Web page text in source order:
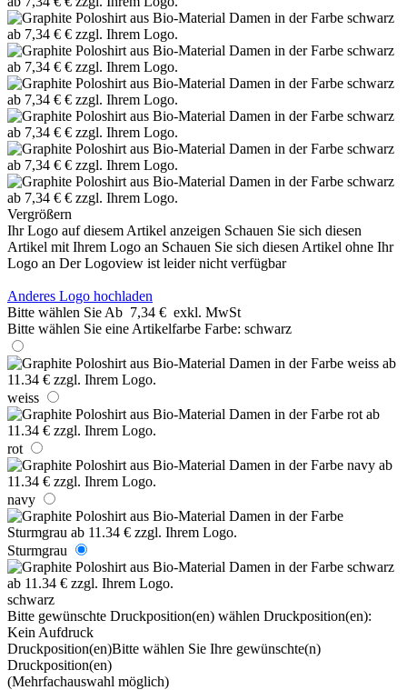
Vergrößern
Ihr Logo auf diesem Artikel anzeigen Schauen Sie sich diesen
Artikel mit Ihrem Logo an Schauen Sie sich diesen Artikel ohne Ihr
Logo an Der Logoview ist leider nicht verfügbar
Anderes Logo hochladen
Bitte wählen Sie Ab 7,34 € exkl. MwSt
Bitte wählen Sie eine Artikelfarbe Farbe: schwarz
weiss
rot
navy
Sturmgrau
schwarz
Bitte gewünschte Druckposition(en) wählen Druckposition(en):
Kein Aufdruck
Druckposition(en)Bitte wählen Sie Ihre gewünschte(n)
Druckposition(en)
(Mehrfachauswahl möglich)